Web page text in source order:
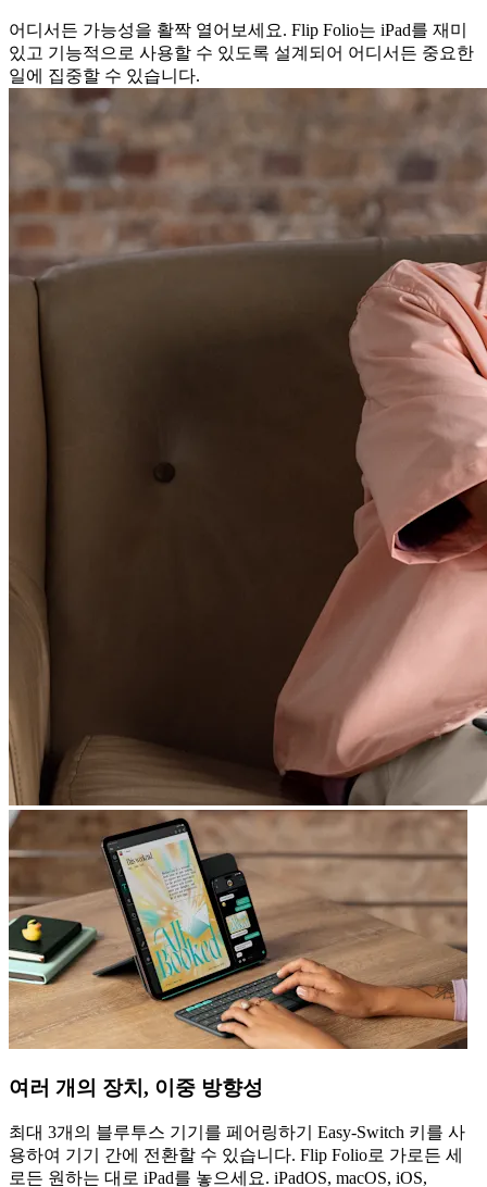
어디서든 가능성을 활짝 열어보세요. Flip Folio는 iPad를 재미
있고 기능적으로 사용할 수 있도록 설계되어 어디서든 중요한
일에 집중할 수 있습니다.
여러 개의 장치, 이중 방향성
최대 3개의 블루투스 기기를 페어링하기 Easy-Switch 키를 사
용하여 기기 간에 전환할 수 있습니다. Flip Folio로 가로든 세
로든 원하는 대로 iPad를 놓으세요. iPadOS, macOS, iOS,